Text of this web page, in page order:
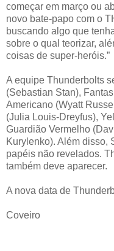
começar em março ou
novo bate-papo com o
buscando algo que
sobre o qual teorizar,
coisas de super-heróis.”
A equipe Thunderbolts
(Sebastian Stan),
Americano (Wyatt
(Julia Louis-Dreyfus),
Guardião Vermelho
Kurylenko). Além disso,
papéis não revelados.
também deve aparecer.
A nova data de
Coveiro